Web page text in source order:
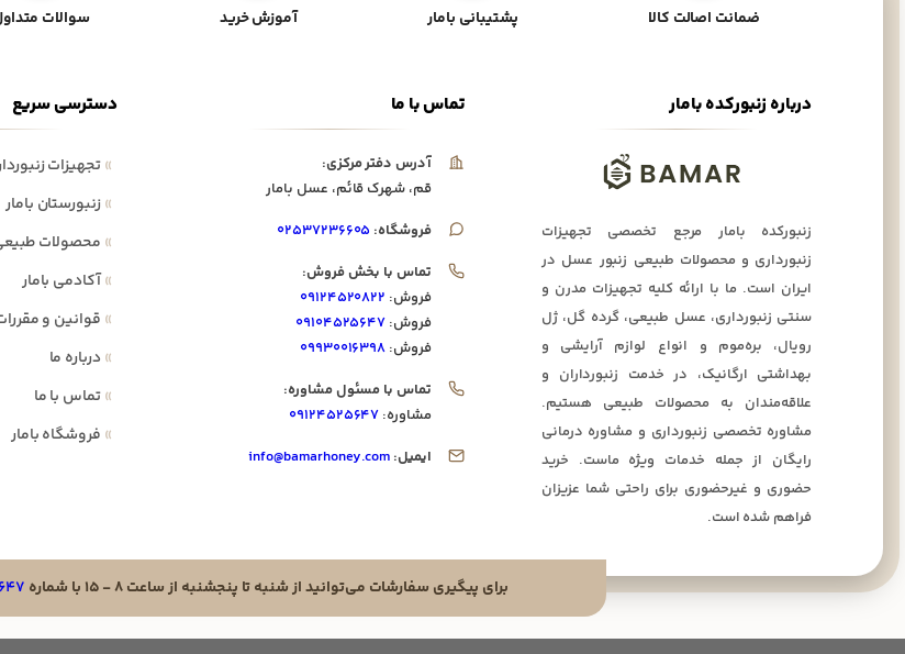
ضمانت اصالت کالا پشتیبانی بامار آموزش خرید سوالات
دسترسی سریع
»تجهیزات
»زنبورستان بامار
» محصولات
»آکادمی بامار
» قوانین و
» درباره ما
»تماس با ما
» فروشگاه بامار
تماس با ما
آدرس دفتر مرکزی:
قم، شهرک قائم، عسل بامار
فروشگاه: ۰۲۵۳۷۲۳۶۶۰۵
تماس با بخش فروش:
فروش: ۰۹۱۲۴۵۲۰۸۲۲
فروش: ۰۹۱۰۴۵۲۵۶۴۷
فروش: ۰۹۹۳۰۰۱۶۳۹۸
تماس با مسئول مشاوره:
مشاوره: ۰۹۱۲۴۵۲۵۶۴۷
ایمیل: info@bamarhoney.com
درباره زنبورکده بامار
زنبورکده بامار مرجع تخصصی تجهیزات
زنبورداری و محصولات طبیعی زنبور عسل در
ایران است. ما با ارائه کلیه تجهیزات مدرن و
سنتی زنبورداری، عسل طبیعی، گرده گل، ژل
رویال، بره‌موم و انواع لوازم آرایشی و
بهداشتی ارگانیک، در خدمت زنبورداران و
علاقه‌مندان به محصولات طبیعی هستیم.
مشاوره تخصصی زنبورداری و مشاوره درمانی
رایگان از جمله خدمات ویژه ماست. خرید
حضوری و غیرحضوری برای راحتی شما عزیزان
فراهم شده است.
برای پیگیری سفارشات می‌توانید از شنبه تا پنجشنبه از ساعت ۸ - ۱۵ با شماره